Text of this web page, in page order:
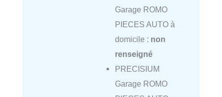
Garage ROMO
PIECES AUTO à
domicile : non
renseigné
PRECISIUM
Garage ROMO